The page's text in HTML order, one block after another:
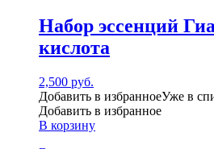
Набор эссенций
кислота
2,500 руб.
Добавить в избранноеУже в
Добавить в избранное
В корзину